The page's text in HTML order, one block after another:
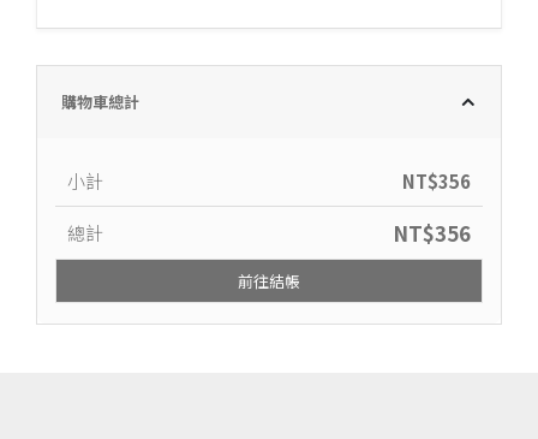
購物車總計
小計 NT$356
總計 NT$356
前往結帳